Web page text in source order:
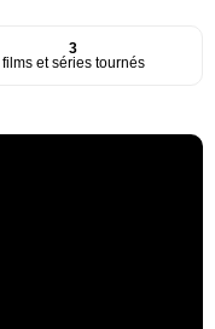
3
films et séries tournés